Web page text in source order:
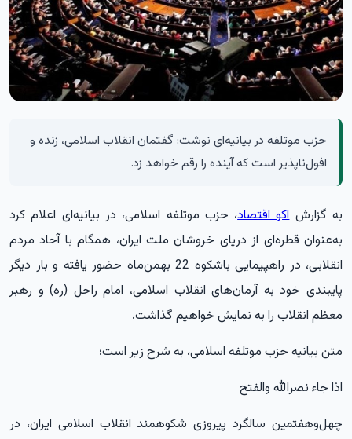
حزب موتلفه در بیانیه‌ای نوشت: گفتمان انقلاب اسلامی، زنده و
افول‌ناپذیر است که آینده را رقم خواهد زد.
به گزارشاکو اقتصاد، حزب موتلفه اسلامی، در بیانیه‌ای اعلام کرد
به‌عنوان قطره‌ای از دریای خروشان ملت ایران، همگام با آحاد مردم
انقلابی، در راهپیمایی باشکوه 22 بهمن‌ماه حضور یافته و بار دیگر
پایبندی خود به آرمان‌های انقلاب اسلامی، امام راحل (ره) و رهبر
معظم انقلاب را به نمایش خواهیم گذاشت.
متن بیانیه حزب موتلفه اسلامی، به شرح زیر است؛
اذا جاء نصرالله والفتح
چهل‌وهفتمین سالگرد پیروزی شکوهمند انقلاب اسلامی ایران، در